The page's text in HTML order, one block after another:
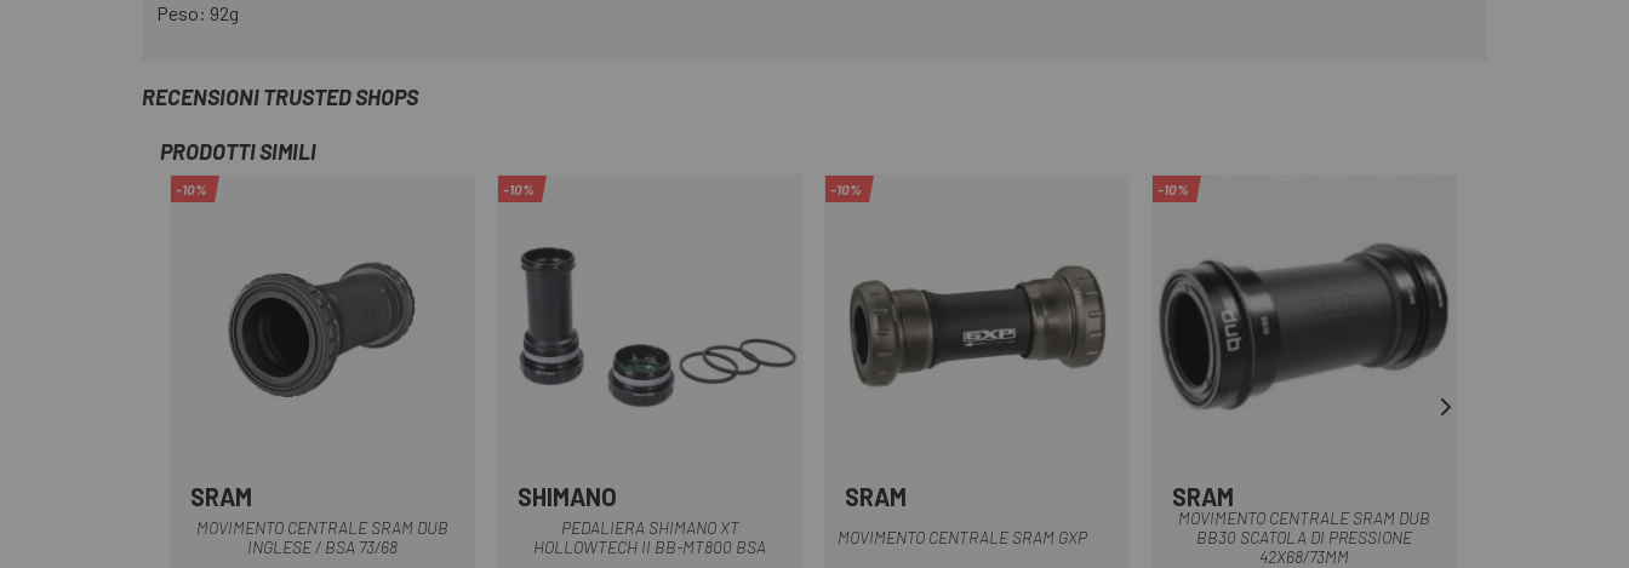
Peso: 92g
RECENSIONI TRUSTED SHOPS
PRODOTTI SIMILI
-10%
SRAM
MOVIMENTO CENTRALE SRAM DUB
INGLESE / BSA 73/68
-10%
SHIMANO
PEDALIERA SHIMANO XT
HOLLOWTECH II BB-MT800 BSA
-10%
SRAM
MOVIMENTO CENTRALE SRAM GXP
-10%
SRAM
MOVIMENTO CENTRALE SRAM DUB
BB30 SCATOLA DI PRESSIONE
42X68/73MM